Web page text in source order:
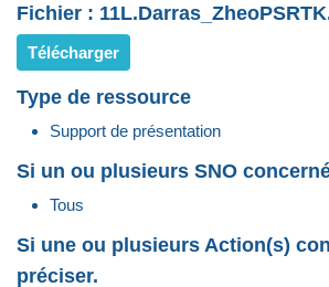
Fichier :
Télécharger
Type de ressource
Support de présentation
Si un ou plusieurs SNO
Tous
Si une ou plusieurs Action(s)
préciser.